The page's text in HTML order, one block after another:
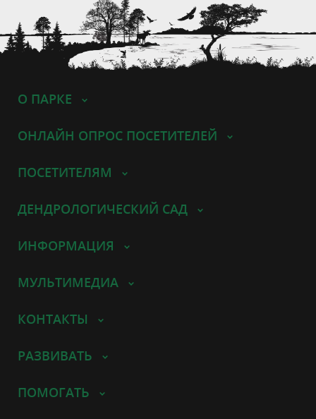
О ПАРКЕ
ОНЛАЙН ОПРОС ПОСЕТИТЕЛЕЙ
ПОСЕТИТЕЛЯМ
ДЕНДРОЛОГИЧЕСКИЙ САД
ИНФОРМАЦИЯ
МУЛЬТИМЕДИА
КОНТАКТЫ
РАЗВИВАТЬ
ПОМОГАТЬ